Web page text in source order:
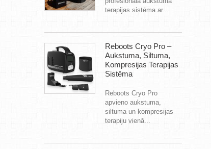
terapijas sistēma ar...
Reboots Cryo Pro –
Aukstuma, Siltuma,
Kompresijas Terapijas
Sistēma
Reboots Cryo Pro
apvieno aukstuma,
siltuma un kompresijas
terapiju vienā...